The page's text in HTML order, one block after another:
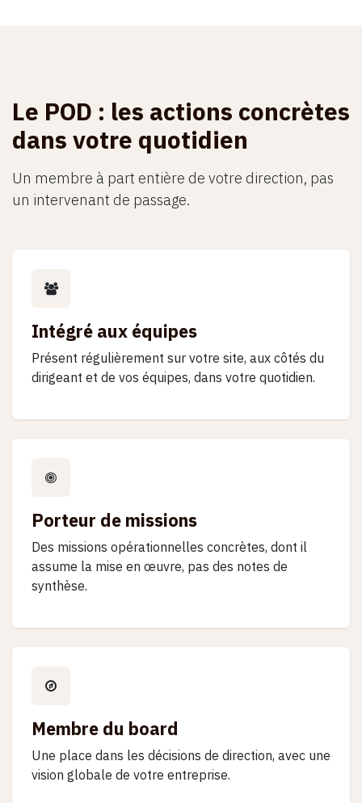
Le POD : les actions concrètes
dans votre quotidien
Un membre à part entière de votre direction, pas
un intervenant de passage.
Intégré aux équipes
Présent régulièrement sur votre site, aux côtés du
dirigeant et de vos équipes, dans votre quotidien.
Porteur de missions
Des missions opérationnelles concrètes, dont il
assume la mise en œuvre, pas des notes de
synthèse.
Membre du board
Une place dans les décisions de direction, avec une
vision globale de votre entreprise.